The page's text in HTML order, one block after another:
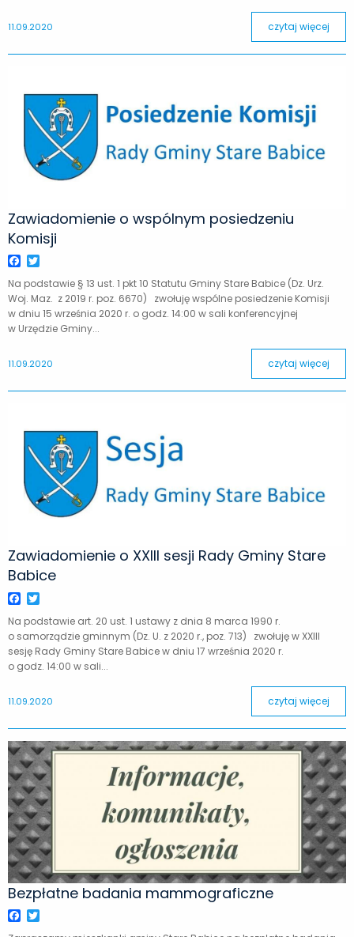
11.09.2020 czytaj więcej
Zawiadomienie o wspólnym posiedzeniu
Komisji
Facebook
Na podstawie § 13 ust. 1 pkt 10 Statutu Gminy Stare Babice (Dz. Urz.
Woj. Maz. z 2019 r. poz. 6670) zwołuję wspólne posiedzenie Komisji
w dniu 15 września 2020 r. o godz. 14:00 w sali konferencyjnej
w Urzędzie Gminy...
11.09.2020 czytaj więcej
Zawiadomienie o XXIII sesji Rady Gminy Stare
Babice
Facebook
Na podstawie art. 20 ust. 1 ustawy z dnia 8 marca 1990 r.
o samorządzie gminnym (Dz. U. z 2020 r., poz. 713) zwołuję w XXIII
sesję Rady Gminy Stare Babice w dniu 17 września 2020 r.
o godz. 14:00 w sali...
11.09.2020 czytaj więcej
Bezpłatne badania mammograficzne
Facebook